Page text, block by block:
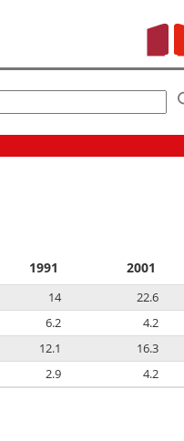
1991 2001
14 22.6
6.2 4.2
12.1 16.3
2.9 4.2